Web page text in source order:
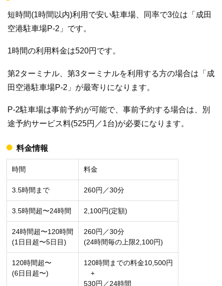
短時間(1時間以内)利用で安い駐車場、同率で3位は「成田
空港駐車場P-2」です。
1時間の利用料金は520円です。
第2ターミナル、第3ターミナルを利用する方の場合は「成
田空港駐車場P-2」が最寄りになります。
P-2駐車場は事前予約が可能で、事前予約する場合は、別
途予約サービス料(525円／1台)が必要になります。
料金情報
時間 料金
3.5時間まで 260円／30分
3.5時間超〜24時間 2,100円(定額)
24時間超〜120時間
(1日目超〜5日目)
260円／30分
(24時間毎の上限2,100円)
120時間超〜
(6日目超〜)
120時間までの料金10,500円
+
530円／24時間